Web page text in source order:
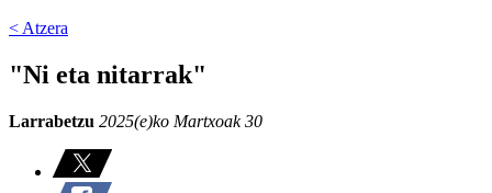
< Atzera
"Ni eta nitarrak"
Larrabetzu 2025(e)ko Martxoak 30